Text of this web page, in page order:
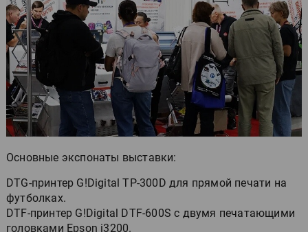
Основные экспонаты выставки:
DTG-принтер G!Digital TP-300D для прямой печати на
футболках.
DTF-принтер G!Digital DTF-600S с двумя печатающими
головками Epson i3200.